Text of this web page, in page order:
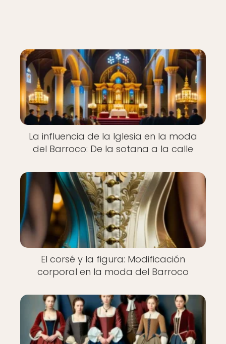
La influencia de la Iglesia en la moda
del Barroco: De la sotana a la calle
El corsé y la figura: Modificación
corporal en la moda del Barroco